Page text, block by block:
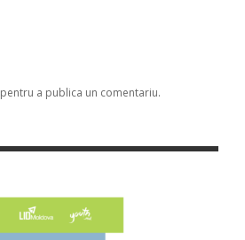
pentru a publica un comentariu.